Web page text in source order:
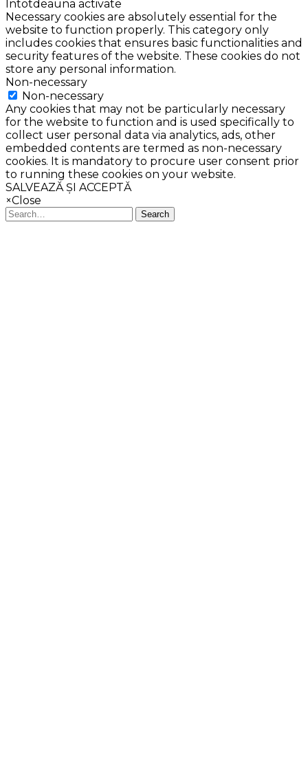
Întotdeauna activate
Necessary cookies are absolutely essential for the
website to function properly. This category only
includes cookies that ensures basic functionalities and
security features of the website. These cookies do not
store any personal information.
Non-necessary
Non-necessary
Any cookies that may not be particularly necessary
for the website to function and is used specifically to
collect user personal data via analytics, ads, other
embedded contents are termed as non-necessary
cookies. It is mandatory to procure user consent prior
to running these cookies on your website.
SALVEAZĂ ȘI ACCEPTĂ
×Close
Search